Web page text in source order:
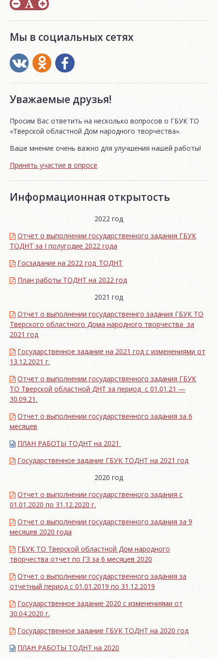
Мы в социальных сетях
Уважаемые друзья!
Просим Вас ответить на несколько вопросов о ГБУК ТО
«Тверской областной Дом народного творчества».
Ваше мнение очень важно для улучшения нашей работы!
Принять участие в опросе
Информационная открытость
2022 год
Отчет о выполнении государственного задания ГБУК
ТОДНТ за I полугодие 2022 года
Госзадание на 2022 год_ТОДНТ
План работы ТОДНТ на 2022 год
2021 год
Отчет о выполнении государственнго задания ГБУК ТО
Тверского областного Дома народного творчества за
2021 год
Государственное задание на 2021 год с изменениями от
13.12.2021 г.
Отчет о выполнении государственного задания ГБУК
ТО Тверской областной ДНТ за период с 01.01.21 —
30.09.21.
Отчет о выполнении государственного задания за 6
месяцев
ПЛАН РАБОТЫ ТОДНТ на 2021
Государственное задание ГБУК ТОДНТ на 2021 год
2020 год
Отчет о выполнении государственного задания с
01.01.2020 по 31.12.2020 г.
Отчет о выполнении государственного задания за 9
месяцев 2020 года
ГБУК ТО Тверской областной Дом народного
творчества отчет по ГЗ за 6 месяцев 2020
Отчет о выполнении государственного задания за
отчетный период с 01.01.2019 по 31.12.2019
Государственное задание 2020 с изменениями от
30.04.2020 г.
Государственное задание ГБУК ТОДНТ на 2020 год
ПЛАН РАБОТЫ ТОДНТ на 2020